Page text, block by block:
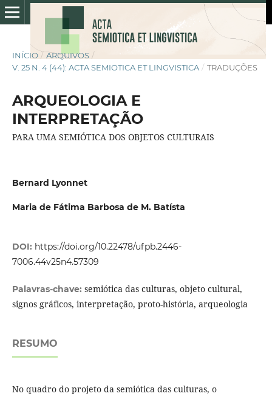
INÍCIO / ARQUIVOS /
V. 25 N. 4 (44): ACTA SEMIOTICA ET LINGVISTICA / TRADUÇÕES
ARQUEOLOGIA E
INTERPRETAÇÃO
PARA UMA SEMIÓTICA DOS OBJETOS CULTURAIS
Bernard Lyonnet
Maria de Fátima Barbosa de M. Batísta
DOI: https://doi.org/10.22478/ufpb.2446-
7006.44v25n4.57309
Palavras-chave: semiótica das culturas, objeto cultural,
signos gráficos, interpretação, proto-história, arqueologia
RESUMO
No quadro do projeto da semiótica das culturas, o